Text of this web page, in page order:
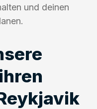
und deinen